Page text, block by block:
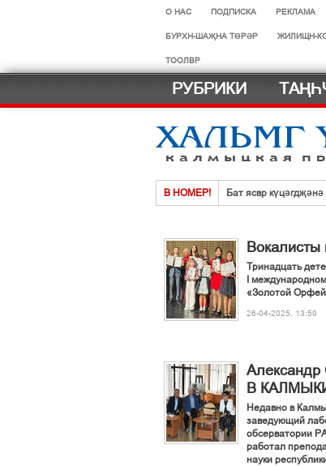
О НАС ПОДПИСКА РЕКЛАМА
БУРХН-ШАҖНА ТӨРӘР ЖИЛИЩН-
ТООЛВР
РУБРИКИ
В НОМЕР! Бат ясвр күцәгдҗәнә
Ясврин йовудыг
Икбуурлахн элвг
ВЕТЕРАН
Спортсменмүд -
Вокалисты
Тринадцать
I
«Золотой
26-04-2025, 13:50
В
Недавно в
заведующий
обсерватории
работал
науки